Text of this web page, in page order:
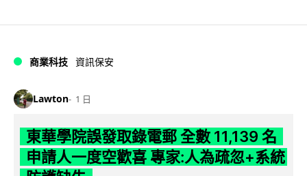
商業科技 資訊保安
Lawton 1 日
東華學院誤發取錄電郵 全數 11,139 名
申請人一度空歡喜 專家:人為疏忽+系統